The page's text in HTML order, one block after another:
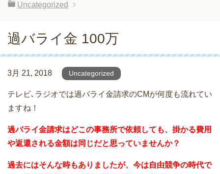
Uncategorized
過バライ金 100万
3月 21, 2018 Uncategorized
テレビ､ラジオでは過バライ金請求のCMが何度も流れてい
ますね！
過バライ金請求はどこの事務所で依頼しても、掛かる費用
や返還される金額は同じだと思っていませんか？
過去にはそんな時もありましたが、今は自由競争の時代で